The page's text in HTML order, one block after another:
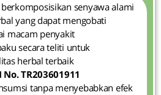
berkomposisikan senyawa alami
yang dapat mengobati
macam penyakit
secara teliti untuk
herbal terbaik
No. TR203601911
tanpa menyebabkan efek